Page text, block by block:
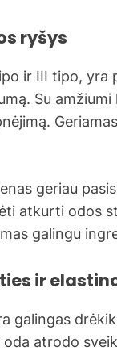
ryšys
ir III tipo,
Su
geriau
atkurti odos
galingu
ir
galingas
atrodo